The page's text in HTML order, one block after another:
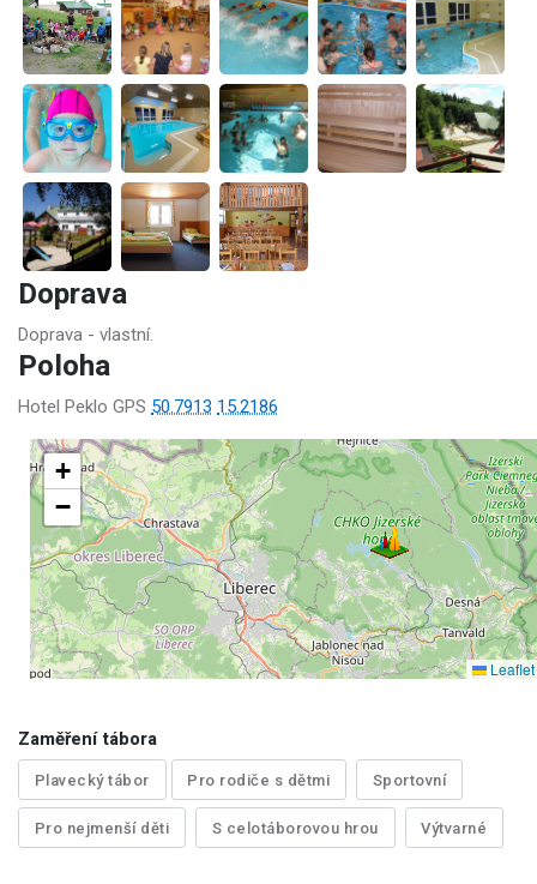
Doprava
Doprava - vlastní.
Poloha
Hotel Peklo GPS 50.7913 15.2186
+
−
Leaflet
Zaměření tábora
Plavecký tábor Pro rodiče s dětmi Sportovní
Pro nejmenší děti S celotáborovou hrou Výtvarné